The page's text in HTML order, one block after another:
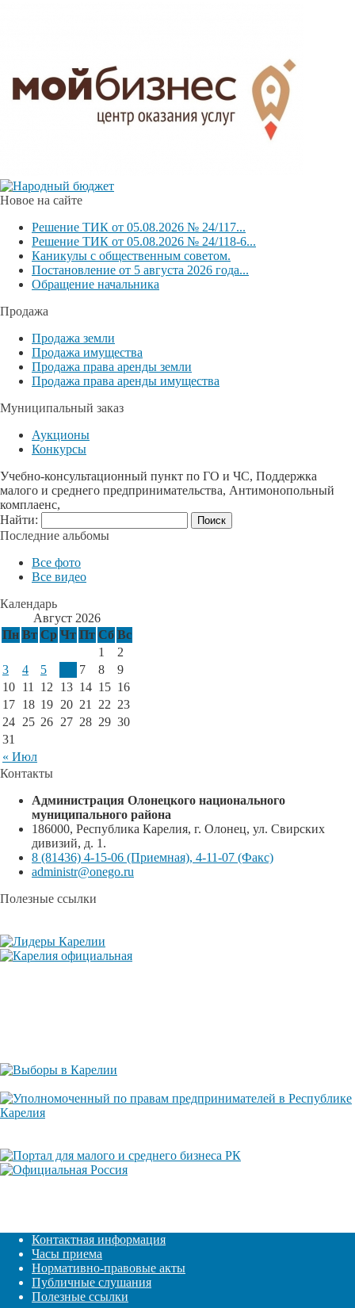
Новое на сайте
Решение ТИК от 05.08.2026 № 24/117...
Решение ТИК от 05.08.2026 № 24/118-6...
Каникулы с общественным советом.
Постановление от 5 августа 2026 года...
Обращение начальника
Продажа
Продажа земли
Продажа имущества
Продажа права аренды земли
Продажа права аренды имущества
Муниципальный заказ
Аукционы
Конкурсы
Учебно-консультационный пункт по ГО и ЧС, Поддержка
малого и среднего предпринимательства, Антимонопольный
комплаенс,
Найти:
Последние альбомы
Все фото
Все видео
Календарь
Август 2026
Пн Вт Ср Чт Пт Сб Вс
« Июл
1
2
3
4 5 7 8
9
10 11 12 13 14 15 16
17 18 19 20 21 22 23
24 25 26 27 28 29 30
31
Контакты
Администрация Олонецкого национального
муниципального района
186000, Республика Карелия, г. Олонец, ул. Свирских
дивизий, д. 1.
8 (81436) 4-15-06 (Приемная), 4-11-07 (Факс)
administr@onego.ru
Полезные ссылки
Контактная информация
Часы приема
Нормативно-правовые акты
Публичные слушания
Полезные ссылки